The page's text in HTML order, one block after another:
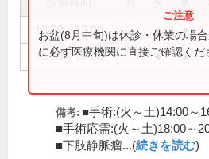
10:00～13:00 ● ●
16:00～18:00 ● ●
お盆(8月中旬)は休診・休業の場
に必ず医療機関に直接ご確認くだ
備考: ■手術:(火～土)14:00～
■手術応需:(火～土)18:00～
■下肢静脈瘤...(続きを読む)